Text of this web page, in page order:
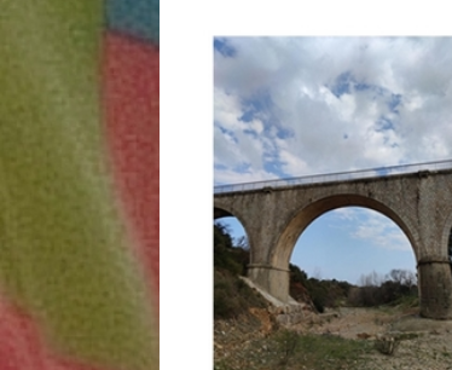
[ 30 juillet 2026 ]
enfumage ?